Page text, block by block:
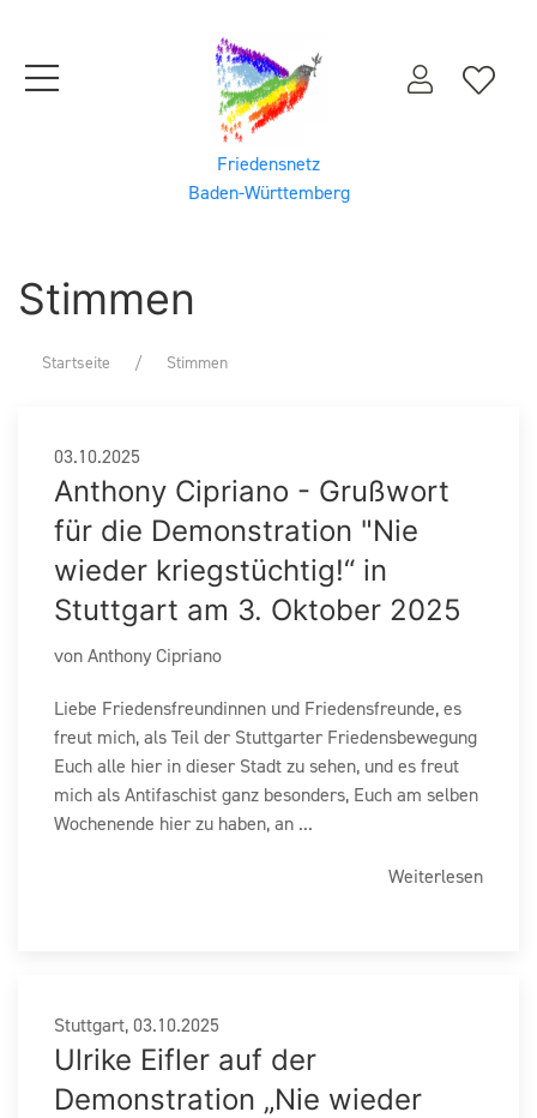
Friedensnetz
Baden-Württemberg
Stimmen
Startseite Stimmen
03.10.2025
Anthony Cipriano - Grußwort
für die Demonstration "Nie
wieder kriegstüchtig!“ in
Stuttgart am 3. Oktober 2025
von Anthony Cipriano
Liebe Friedensfreundinnen und Friedensfreunde, es
freut mich, als Teil der Stuttgarter Friedensbewegung
Euch alle hier in dieser Stadt zu sehen, und es freut
mich als Antifaschist ganz besonders, Euch am selben
Wochenende hier zu haben, an ...
Weiterlesen
Stuttgart, 03.10.2025
Ulrike Eifler auf der
Demonstration „Nie wieder